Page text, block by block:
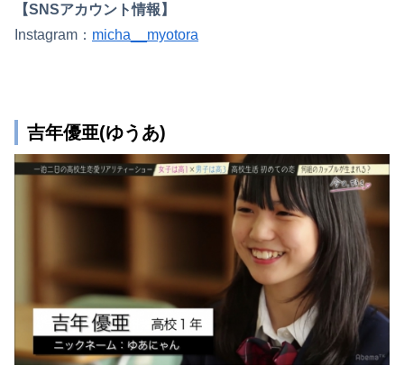
【SNSアカウント情報】
Instagram： micha__myotora
吉年優亜(ゆうあ)